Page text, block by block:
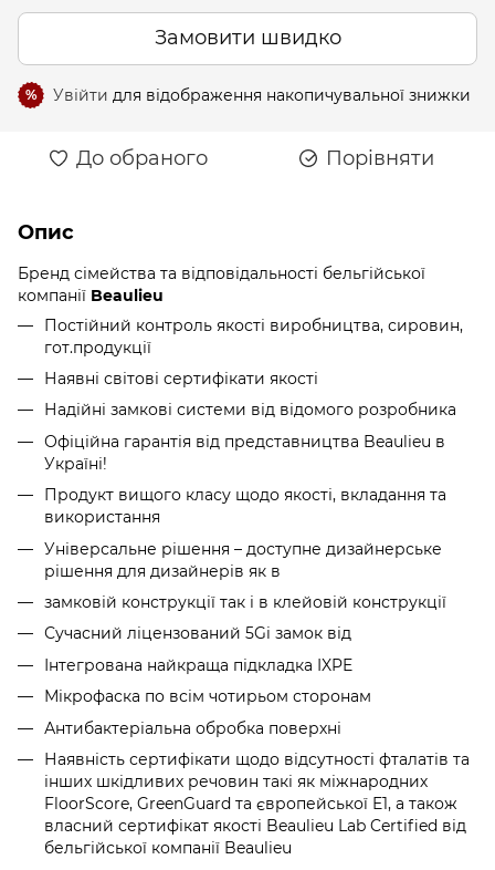
Замовити швидко
% Увійти для відображення накопичувальної знижки
До обраного Порівняти
Опис
Бренд сімейства та відповідальності бельгійської
компанії Beaulieu
Постійний контроль якості виробництва, сировин,
гот.продукції
Наявні світові сертифікати якості
Надійні замкові системи від відомого розробника
Офіційна гарантія від представництва Beaulieu в
Україні!
Продукт вищого класу щодо якості, вкладання та
використання
Універсальне рішення – доступне дизайнерське
рішення для дизайнерів як в
замковій конструкції так і в клейовій конструкції
Сучасний ліцензований 5Gi замок від
Інтегрована найкраща підкладка IXPE
Мікрофаска по всім чотирьом сторонам
Антибактеріальна обробка поверхні
Наявність сертифікати щодо відсутності фталатів та
інших шкідливих речовин такі як міжнародних
FloorScore, GreenGuard та європейської E1, а також
власний сертифікат якості Beaulieu Lab Certified від
бельгійської компанії Beaulieu